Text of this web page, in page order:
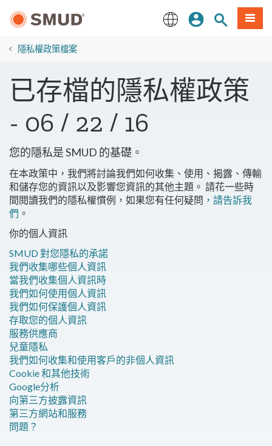
登入站內搜尋
選單
隱私權政策檔案
已存檔的隱私權政策
- 06 / 22 / 16
您的隱私是 SMUD 的基礎。
在本政策中，我們將討論我們如何收集、使用、揭露、傳輸
和儲存您的資訊以及影響您資訊的其他主題。 請花一些時
間閱讀我們的隱私權慣例，如果您有任何疑問 ，請告訴我
們 。
你的個人資訊
SMUD 對您隱私的承諾
我們收集哪些個人資訊
當我們收集個人資訊時
我們如何使用個人資訊
我們如何保護個人資訊
存取您的個人資訊
服務供應商
兒童隱私
我們如何收集和使用客戶的非個人資訊
Cookie 和其他技術
Google分析
向第三方披露資訊
第三方網站和服務
問題？